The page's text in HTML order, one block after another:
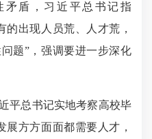
盾，习近平总书记指
的出现人员荒、人才荒，
题”，强调要进一步深化
总书记实地考察高校毕
展方方面面都需要人才，